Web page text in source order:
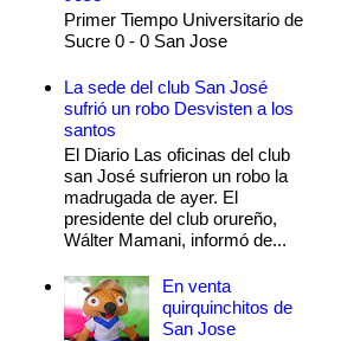
Primer Tiempo Universitario de
Sucre 0 - 0 San Jose
La sede del club San José
sufrió un robo Desvisten a los
santos
El Diario Las oficinas del club
san José sufrieron un robo la
madrugada de ayer. El
presidente del club orureño,
Wálter Mamani, informó de...
En venta
quirquinchitos de
San Jose